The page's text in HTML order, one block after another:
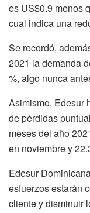
es US$0.9 menos
cual indica una
Se recordó,
2021 la demanda
%, algo nunca
Asimismo, Edesur
de pérdidas
meses del año
en noviembre y
Edesur
esfuerzos estarán
cliente y disminuir